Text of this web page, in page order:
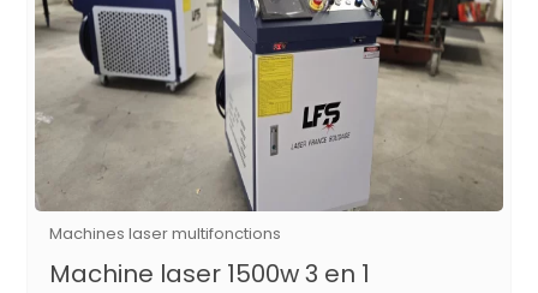
Machines laser multifonctions
Machine laser 1500w 3 en 1